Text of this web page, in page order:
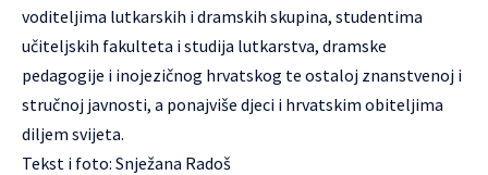
voditeljima lutkarskih i dramskih skupina, studentima
učiteljskih fakulteta i studija lutkarstva, dramske
pedagogije i inojezičnog hrvatskog te ostaloj znanstvenoj i
stručnoj javnosti, a ponajviše djeci i hrvatskim obiteljima
diljem svijeta.
Tekst i foto: Snježana Radoš